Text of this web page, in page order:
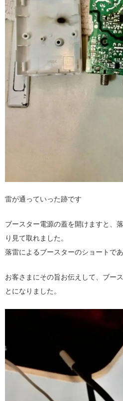
雷が通っていった跡です
ブースター電源の蓋を開けますと、
り見て取れました。
落雷によるブースターのショートで
お客さまにその旨お伝えして、ブー
とになりました。